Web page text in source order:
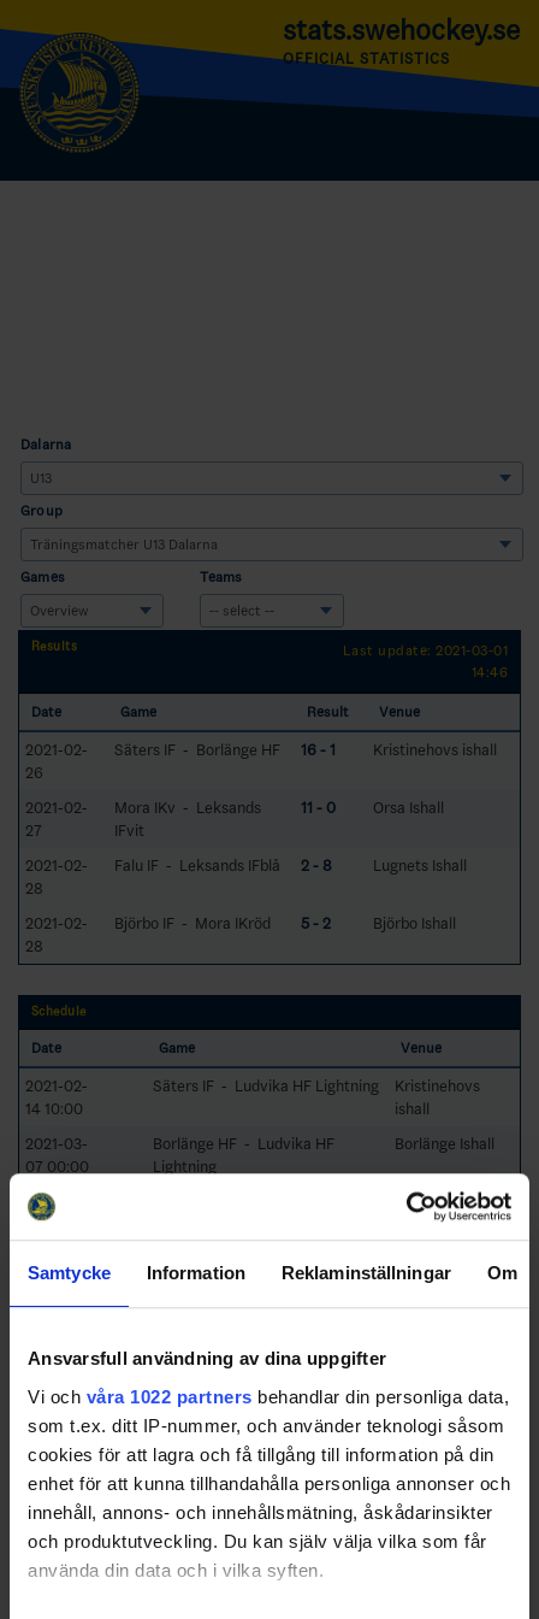
Samtycke Information Reklaminställningar Om
Ansvarsfull användning av dina uppgifter
Vi och våra 1022 partners behandlar din personliga data,
som t.ex. ditt IP-nummer, och använder teknologi såsom
cookies för att lagra och få tillgång till information på din
enhet för att kunna tillhandahålla personliga annonser och
innehåll, annons- och innehållsmätning, åskådarinsikter
och produktutveckling. Du kan själv välja vilka som får
använda din data och i vilka syften.
stats.swehockey.se
OFFICIAL STATISTICS
Dalarna
Group
Games Teams
Results
Last update: 2021-03-01
14:46
Date Game Result Venue
2021-02-
26
Säters IF - Borlänge HF 16 - 1 Kristinehovs ishall
2021-02-
27
Mora IKv - Leksands
IFvit
11 - 0 Orsa Ishall
2021-02-
28
Falu IF - Leksands IFblå 2 - 8 Lugnets Ishall
2021-02-
28
Björbo IF - Mora IKröd 5 - 2 Björbo Ishall
Schedule
Date Game Venue
2021-02-
14 10:00
Säters IF - Ludvika HF Lightning
Kristinehovs
ishall
2021-03-
07 00:00
Borlänge HF - Ludvika HF
Lightning
Borlänge Ishall
2021-03-
07 00:00
Cancelled
Björbo Ishall
2021-03-
07 00:00
Falu IF - Säters IF
Cancelled
Lugnets Ishall
07 00:00
Cancelled
2021-03-
14 00:00
Skogsbo SK - Borlänge HF
Cancelled
Outokumpu
Hallen
2021-03-
14 00:00
Ludvika HF Lightning - Falu IF
Cancelled
ABB-hallen
2021-03-
14 00:00
Mora IKv - Leksands IFblå
Cancelled
Orsa Ishall
2021-03-
Mora IKröd - Leksands IFvit